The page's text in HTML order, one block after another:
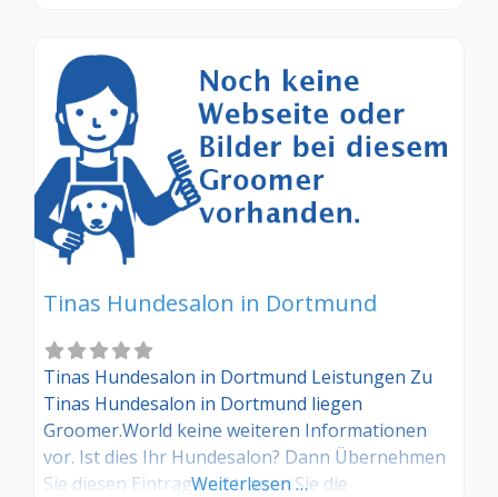
Tinas Hundesalon in Dortmund
Tinas Hundesalon in Dortmund Leistungen Zu
Tinas Hundesalon in Dortmund liegen
Groomer.World keine weiteren Informationen
vor. Ist dies Ihr Hundesalon? Dann Übernehmen
Sie diesen Eintrag und tragen Sie die
Weiterlesen …